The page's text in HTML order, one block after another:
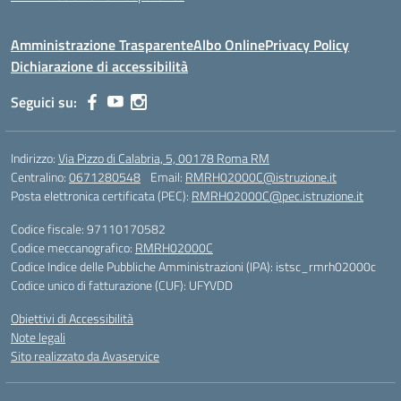
Amministrazione TrasparenteAlbo OnlinePrivacy Policy
Dichiarazione di accessibilità
Seguici su:
Indirizzo:Via Pizzo di Calabria, 5, 00178 Roma RM
Centralino:0671280548 Email: RMRH02000C@istruzione.it
Posta elettronica certificata (PEC): RMRH02000C@pec.istruzione.it
Codice fiscale: 97110170582
Codice meccanografico: RMRH02000C
Codice Indice delle Pubbliche Amministrazioni (IPA): istsc_rmrh02000c
Codice unico di fatturazione (CUF): UFYVDD
Obiettivi di Accessibilità
Note legali
Sito realizzato da Avaservice